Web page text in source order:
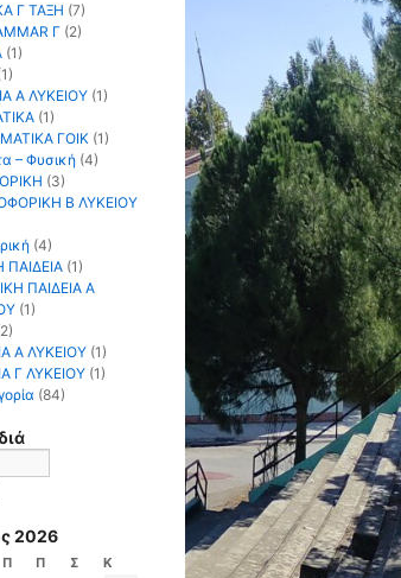
Γ ΤΑΞΗ (7)
Γ (2)
(1)
Α ΛΥΚΕΙΟΥ(1)
(1)
ΓΟΙΚ(1)
– Φυσική (4)
(3)
Β ΛΥΚΕΙΟΥ
(4)
ΠΑΙΔΕΙΑ (1)
ΠΑΙΔΕΙΑ Α
(1)
Α ΛΥΚΕΙΟΥ(1)
Γ ΛΥΚΕΙΟΥ(1)
(84)
2026
Π Π Σ Κ